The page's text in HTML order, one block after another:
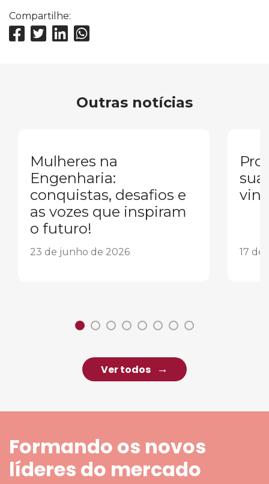
Compartilhe:
Outras notícias
Mulheres na
Engenharia:
conquistas, desafios e
as vozes que inspiram
o futuro!
23 de junho de 2026
sua
17 de
Ver todos
Formando os novos
líderes do mercado